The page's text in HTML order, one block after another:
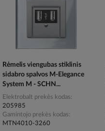
Rėmelis viengubas stiklinis
sidabro spalvos M-Elegance
System M - SCHN...
Elektrobalt prekės kodas
205985
Gamintojo prekės kodas
MTN4010-3260